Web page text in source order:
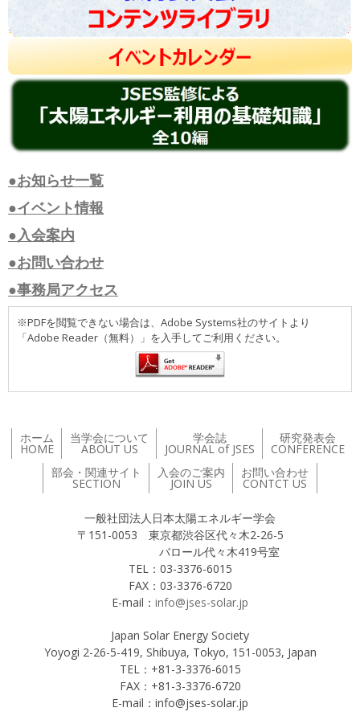
●お知らせ一覧
●イベント情報
●入会案内
●お問い合わせ
●事務局アクセス
※PDFを閲覧できない場合は、Adobe Systems社のサイトより
「Adobe Reader（無料）」を入手してご利用ください。
ホーム
HOME
当学会について
ABOUT US
学会誌
JOURNAL of JSES
研究発表会
CONFERENCE
部会・関連サイト
SECTION
入会のご案内
JOIN US
お問い合わせ
CONTCT US
一般社団法人日本太陽エネルギー学会
〒151-0053 東京都渋谷区代々木2-26-5
バロール代々木419号室
TEL：03-3376-6015
FAX：03-3376-6720
E-mail： info@jses-solar.jp
Japan Solar Energy Society
Yoyogi 2-26-5-419, Shibuya, Tokyo, 151-0053, Japan
TEL：+81-3-3376-6015
FAX：+81-3-3376-6720
E-mail：info@jses-solar.jp